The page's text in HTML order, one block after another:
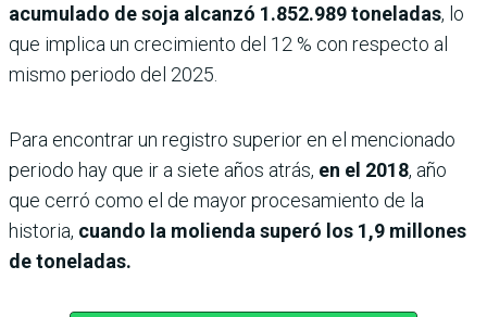
acumulado de soja alcanzó 1.852.989 toneladas, lo
que implica un crecimiento del 12 % con respecto al
mismo periodo del 2025.
Para encontrar un registro superior en el mencionado
periodo hay que ir a siete años atrás, en el 2018, año
que cerró como el de mayor procesamiento de la
historia, cuando la molienda superó los 1,9 millones
de toneladas.